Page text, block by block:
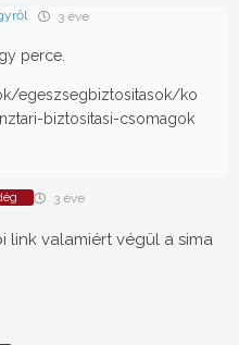
3 éve
perce.
egeszsegbiztositasok/ko
biztositasi-csomagok
3 éve
link valamiért végül a sima